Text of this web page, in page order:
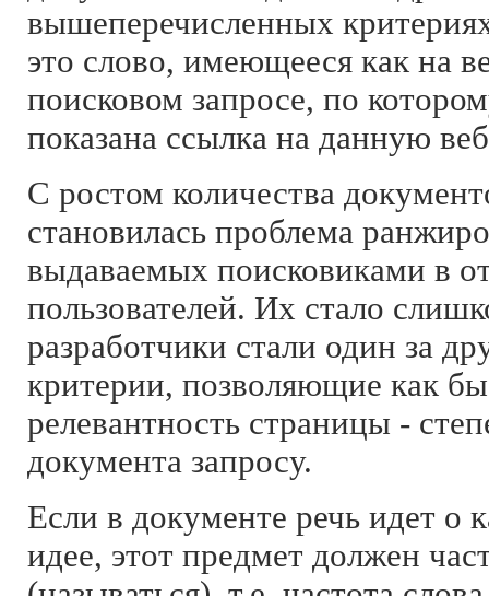
вышеперечисленных
это слово, имеющееся как на
поисковом запросе, по
показана ссылка на данную
С ростом количества
становилась проблема
выдаваемых поисковиками в
пользователей. Их стало
разработчики стали один за
критерии, позволяющие как
релевантность страницы -
документа запросу.
Если в документе речь идет о
идее, этот предмет должен